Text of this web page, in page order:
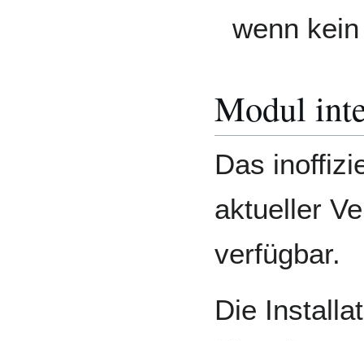
wenn
Modul
Das
aktueller
verfügbar.
Die